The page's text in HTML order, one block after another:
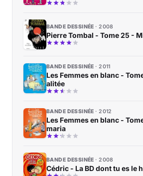
BANDE DESSINÉE 2008
Pierre Tombal - Tome 25 -
BANDE DESSINÉE 2011
Les Femmes en blanc -
alitée
BANDE DESSINÉE 2012
Les Femmes en blanc -
maria
BANDE DESSINÉE 2008
Cédric - La BD dont tu es le